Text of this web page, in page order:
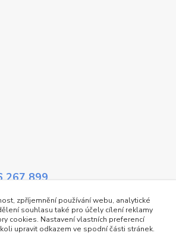
267 899
zpříjemnění používání webu, analytické
souhlasu také pro účely cílení reklamy
cookies. Nastavení vlastních preferencí
upravit odkazem ve spodní části stránek.